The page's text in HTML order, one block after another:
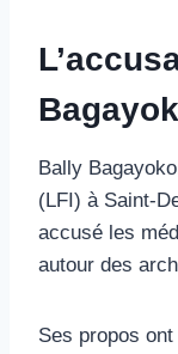
Bally
(LFI) à Saint-
accusé les
autour des
Ses propos